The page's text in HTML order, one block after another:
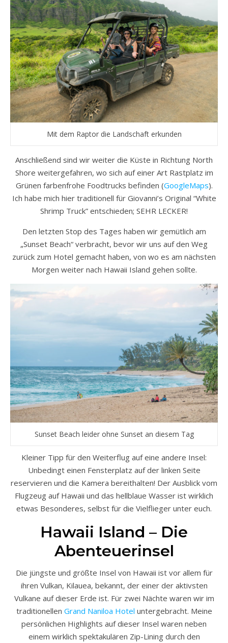
Mit dem Raptor die Landschaft erkunden
Anschließend sind wir weiter die Küste in Richtung North
Shore weitergefahren, wo sich auf einer Art Rastplatz im
Grünen farbenfrohe Foodtrucks befinden (GoogleMaps).
Ich habe mich hier traditionell für Giovanni’s Original “White
Shrimp Truck” entschieden; SEHR LECKER!
Den letzten Stop des Tages haben wir gemütlich am
„Sunset Beach“ verbracht, bevor wir uns auf den Weg
zurück zum Hotel gemacht haben, von wo es am nächsten
Morgen weiter nach Hawaii Island gehen sollte.
Sunset Beach leider ohne Sunset an diesem Tag
Kleiner Tipp für den Weiterflug auf eine andere Insel:
Unbedingt einen Fensterplatz auf der linken Seite
reservieren und die Kamera bereithalten! Der Ausblick vom
Flugzeug auf Hawaii und das hellblaue Wasser ist wirklich
etwas Besonderes, selbst für die Vielflieger unter euch.
Hawaii Island – Die
Abenteuerinsel
Die jüngste und größte Insel von Hawaii ist vor allem für
ihren Vulkan, Kilauea, bekannt, der einer der aktivsten
Vulkane auf dieser Erde ist. Für zwei Nächte waren wir im
traditionellen Grand Naniloa Hotel untergebracht. Meine
persönlichen Highlights auf dieser Insel waren neben
einem wirklich spektakulären Zip-Lining durch den